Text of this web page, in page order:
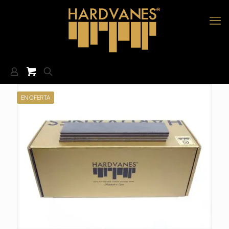
EN OFERTA